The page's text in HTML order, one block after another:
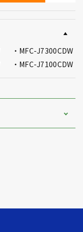
MFC-J7300CDW
MFC-J7100CDW